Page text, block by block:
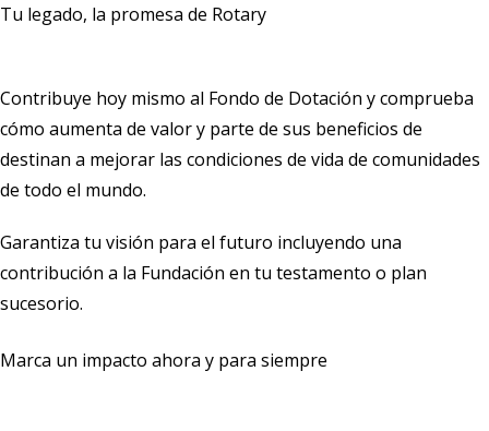
Tu legado, la promesa de Rotary
Contribuye hoy mismo al Fondo de Dotación y comprueba
cómo aumenta de valor y parte de sus beneficios de
destinan a mejorar las condiciones de vida de comunidades
de todo el mundo.
Garantiza tu visión para el futuro incluyendo una
contribución a la Fundación en tu testamento o plan
sucesorio.
Marca un impacto ahora y para siempre